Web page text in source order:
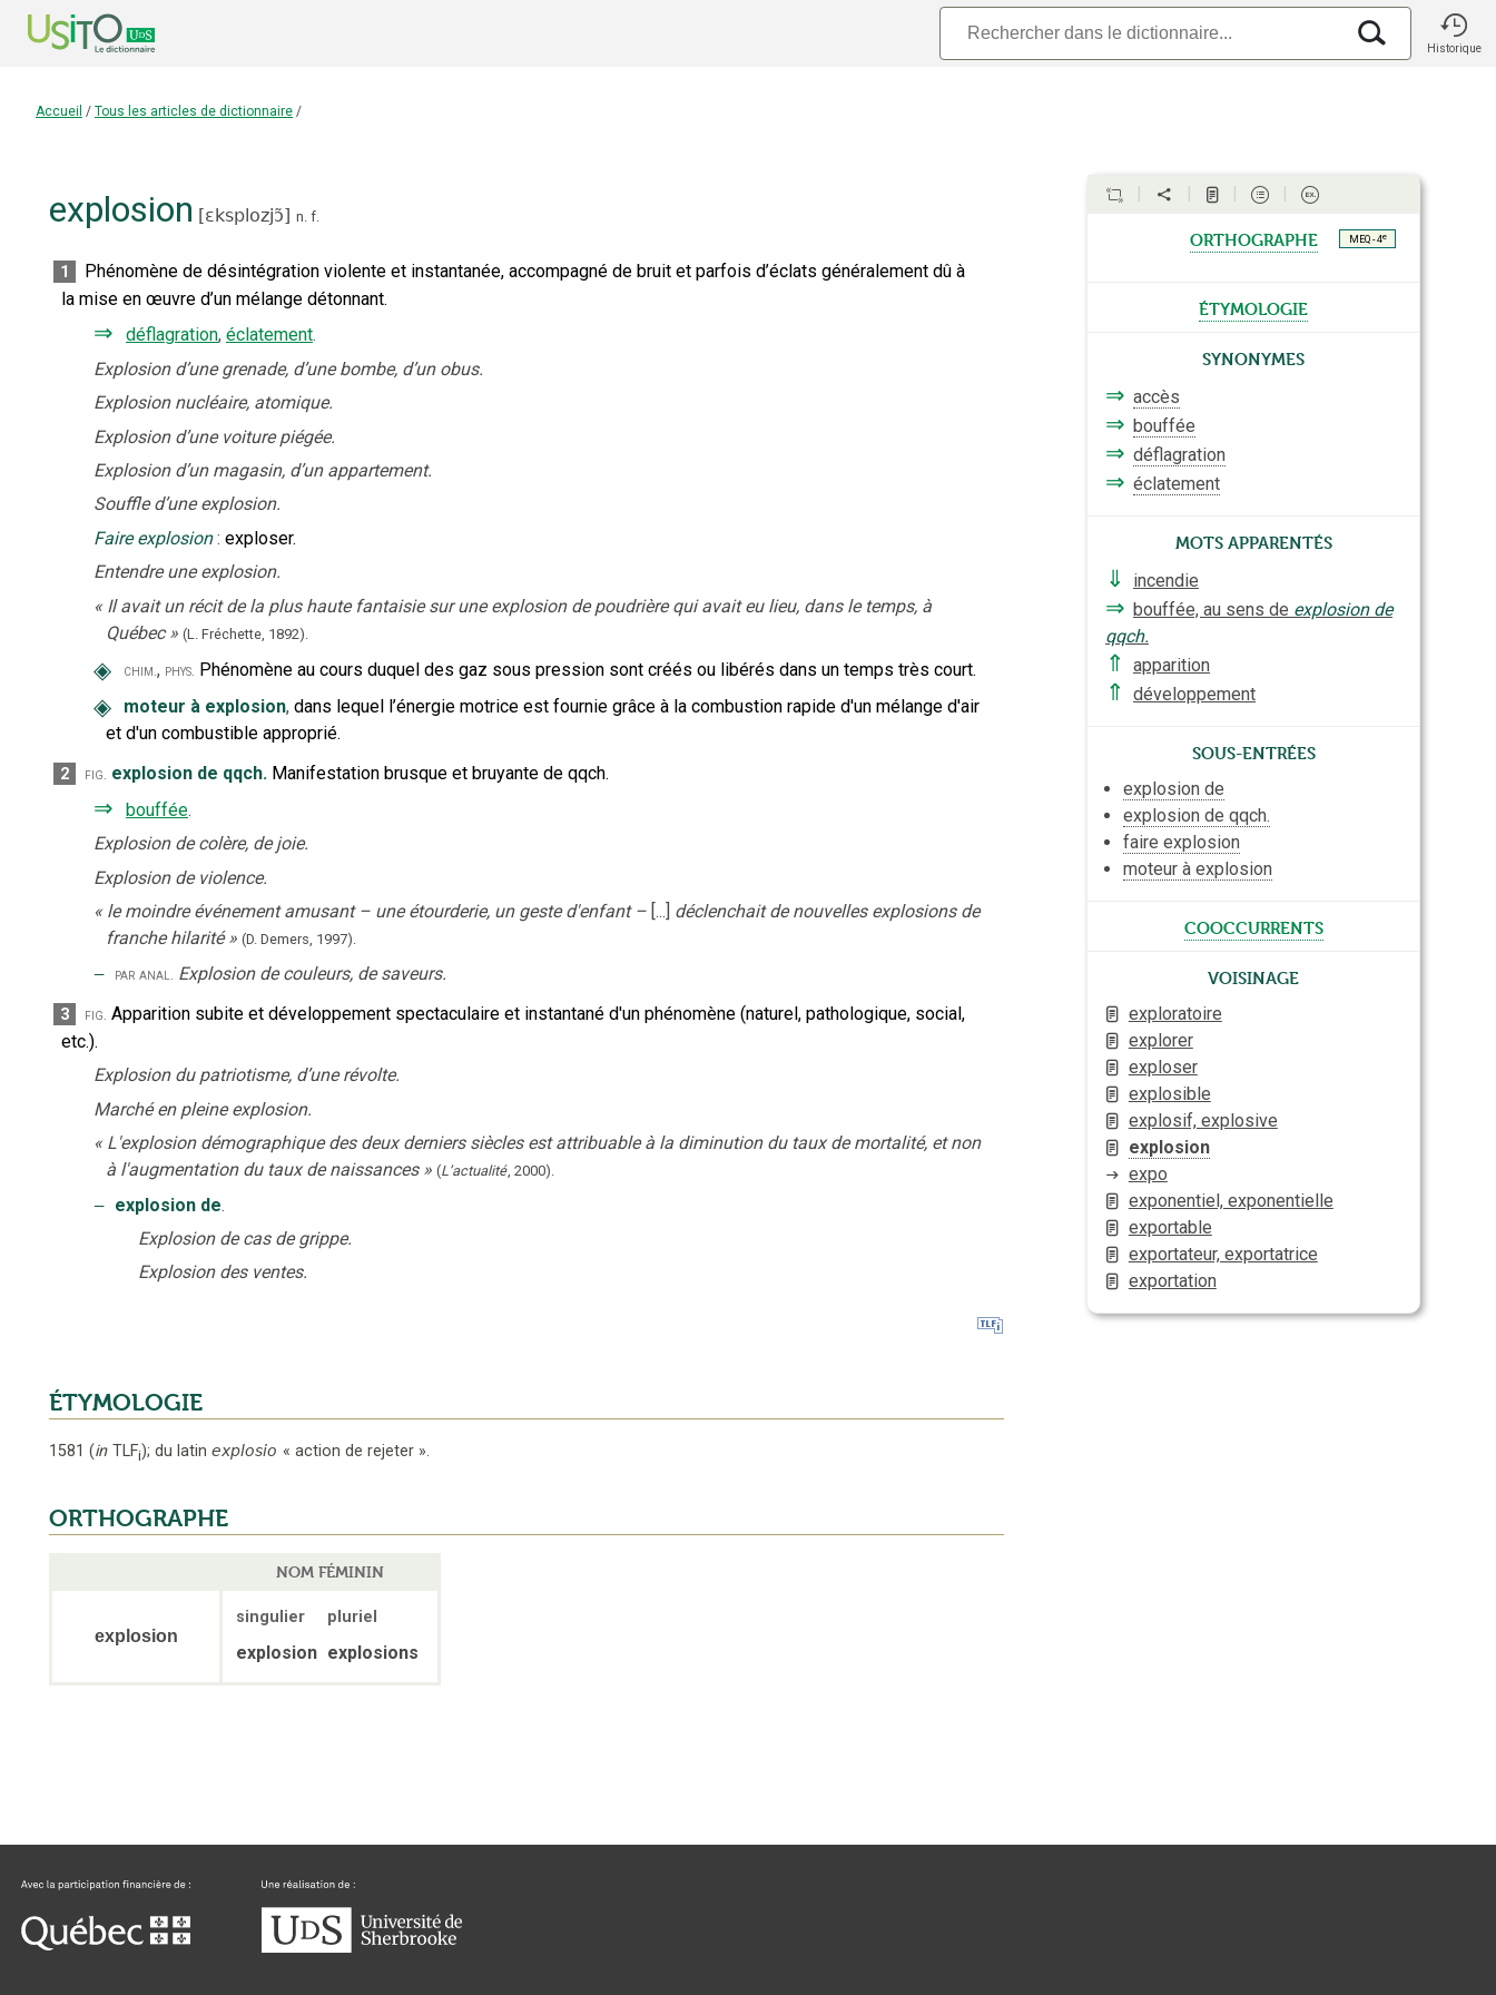
Historique
Accueil / Tous les articles de dictionnaire /
explosion [ɛksplozjɔ̃] n. f.
1
Phénomène de désintégration violente et instantanée, accompagné de bruit et parfois d’éclats généralement dû à
la mise en œuvre d’un mélange détonnant.
⇒ déflagration, éclatement.
Explosion d’une grenade, d’une bombe, d’un obus.
Explosion nucléaire, atomique.
Explosion d’une voiture piégée.
Explosion d’un magasin, d’un appartement.
Souffle d’une explosion.
Faire explosion : exploser.
Entendre une explosion.
« Il avait un récit de la plus haute fantaisie sur une explosion de poudrière qui avait eu lieu, dans le temps, à
Québec » (L. Fréchette, 1892).
◈ chim., phys. Phénomène au cours duquel des gaz sous pression sont créés ou libérés dans un temps très court.
◈ moteur à explosion, dans lequel l’énergie motrice est fournie grâce à la combustion rapide d'un mélange d'air
et d'un combustible approprié.
2 fig. explosion de qqch. Manifestation brusque et bruyante de qqch.
⇒ bouffée.
Explosion de colère, de joie.
Explosion de violence.
« le moindre événement amusant – une étourderie, un geste d'enfant – [...] déclenchait de nouvelles explosions de
franche hilarité » (D. Demers, 1997).
‒ par anal. Explosion de couleurs, de saveurs.
3 fig. Apparition subite et développement spectaculaire et instantané d'un phénomène (naturel, pathologique, social,
etc.).
Explosion du patriotisme, d’une révolte.
Marché en pleine explosion.
« L'explosion démographique des deux derniers siècles est attribuable à la diminution du taux de mortalité, et non
à l'augmentation du taux de naissances » (L’actualité, 2000).
‒ explosion de.
Explosion de cas de grippe.
Explosion des ventes.
ÉTYMOLOGIE
1581 (in TLFi); du latin explosio « action de rejeter ».
ORTHOGRAPHE
NOM FÉMININ
explosion
singulier pluriel
explosion explosions
orthographe MEQ - 4e
étymologie
Synonymes
⇒ accès
⇒ bouffée
⇒ déflagration
⇒ éclatement
Mots apparentés
⇓
incendie
⇒ bouffée, au sens de explosion de
qqch.
⇑ apparition
⇑ développement
Sous-entrées
explosion de
explosion de qqch.
faire explosion
moteur à explosion
cooccurrents
Voisinage
exploratoire
explorer
exploser
explosible
explosif, explosive
explosion
expo
exponentiel, exponentielle
exportable
exportateur, exportatrice
exportation